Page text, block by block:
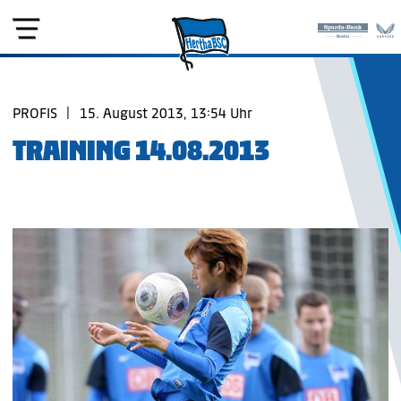
PROFIS 15. August 2013, 13:54 Uhr
TRAINING 14.08.2013